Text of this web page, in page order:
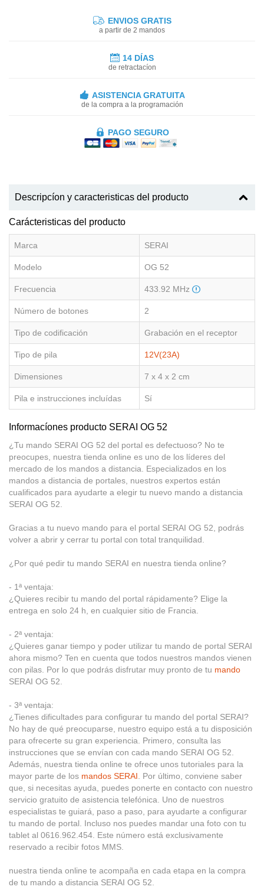
ENVIOS GRATIS
a partir de 2 mandos
14 DÍAS
de retractacíon
ASISTENCIA GRATUITA
de la compra a la programación
PAGO SEGURO
Descripcíon y caracteristicas del producto
Carácteristicas del producto
Marca SERAI
Modelo OG 52
Frecuencia 433.92 MHz
Número de botones 2
Tipo de codificación Grabación en el receptor
Tipo de pila 12V(23A)
Dimensiones 7 x 4 x 2 cm
Pila e instrucciones incluídas Sí
Informacíones producto SERAI OG 52
¿Tu mando SERAI OG 52 del portal es defectuoso? No te
preocupes, nuestra tienda online es uno de los líderes del
mercado de los mandos a distancia. Especializados en los
mandos a distancia de portales, nuestros expertos están
cualificados para ayudarte a elegir tu nuevo mando a distancia
SERAI OG 52.
Gracias a tu nuevo mando para el portal SERAI OG 52, podrás
volver a abrir y cerrar tu portal con total tranquilidad.
¿Por qué pedir tu mando SERAI en nuestra tienda online?
- 1ª ventaja:
¿Quieres recibir tu mando del portal rápidamente? Elige la
entrega en solo 24 h, en cualquier sitio de Francia.
- 2ª ventaja:
¿Quieres ganar tiempo y poder utilizar tu mando de portal SERAI
ahora mismo? Ten en cuenta que todos nuestros mandos vienen
con pilas. Por lo que podrás disfrutar muy pronto de tu mando
SERAI OG 52.
- 3ª ventaja:
¿Tienes dificultades para configurar tu mando del portal SERAI?
No hay de qué preocuparse, nuestro equipo está a tu disposición
para ofrecerte su gran experiencia. Primero, consulta las
instrucciones que se envían con cada mando SERAI OG 52.
Además, nuestra tienda online te ofrece unos tutoriales para la
mayor parte de los mandos SERAI. Por último, conviene saber
que, si necesitas ayuda, puedes ponerte en contacto con nuestro
servicio gratuito de asistencia telefónica. Uno de nuestros
especialistas te guiará, paso a paso, para ayudarte a configurar
tu mando de portal. Incluso nos puedes mandar una foto con tu
tablet al 0616.962.454. Este número está exclusivamente
reservado a recibir fotos MMS.
nuestra tienda online te acompaña en cada etapa en la compra
de tu mando a distancia SERAI OG 52.